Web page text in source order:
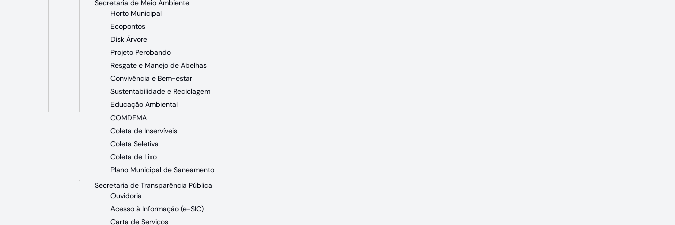
Secretaria de Meio Ambiente
Horto Municipal
Ecopontos
Disk Árvore
Projeto Perobando
Resgate e Manejo de Abelhas
Convivência e Bem-estar
Sustentabilidade e Reciclagem
Educação Ambiental
COMDEMA
Coleta de Inservíveis
Coleta Seletiva
Coleta de Lixo
Plano Municipal de Saneamento
Secretaria de Transparência Pública
Ouvidoria
Acesso à Informação (e-SIC)
Carta de Serviços